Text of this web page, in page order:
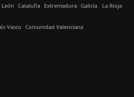
León Cataluña Extremadura Galicia La Rioja
Vasco Comunidad Valenciana